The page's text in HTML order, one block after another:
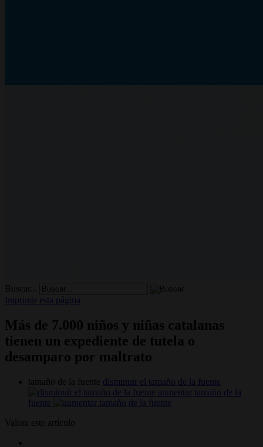
Buscar...
Imprimir esta página
Más de 7.000 niños y niñas catalanas
tienen un expediente de tutela o
desamparo por maltrato
tamaño de la fuente disminuir el tamaño de la fuente
aumentar tamaño de la
fuente
Valora este artículo